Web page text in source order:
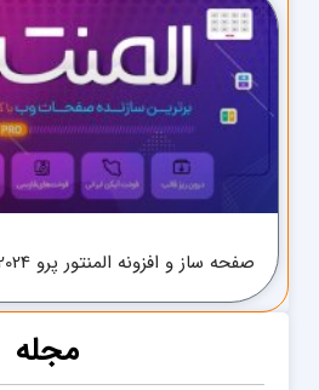
صفحه ساز و افزونه المنتور پرو Elementor Pro 2024
مجله